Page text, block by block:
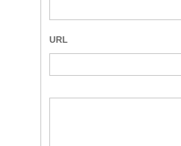
URL